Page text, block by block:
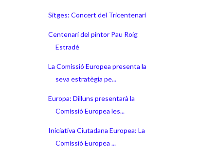
Sitges: Concert del Tricentenari
Centenari del pintor Pau Roig
Estradé
La Comissió Europea presenta la
seva estratègia pe...
Europa: Dilluns presentarà la
Comissió Europea les...
Iniciativa Ciutadana Europea: La
Comissió Europea ...